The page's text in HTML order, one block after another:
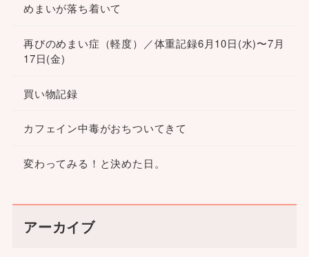
めまいが落ち着いて
再びのめまい症（軽度）／体重記録6月10日(水)〜7月
17日(金)
買い物記録
カフェイン中毒がおちついてきて
変わってみる！と決めた日。
アーカイブ